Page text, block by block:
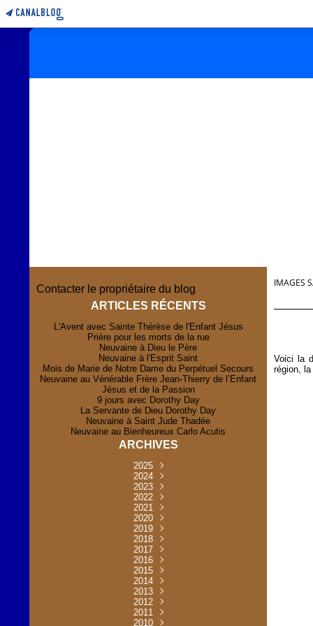
Contacter le propriétaire du blog
ARTICLES RÉCENTS
L'Avent avec Sainte Thérèse de l'Enfant Jésus
Prière pour les morts de la rue
Neuvaine à Dieu le Père
Neuvaine à l'Esprit Saint
Mois de Marie de Notre Dame du Perpétuel Secours
Neuvaine au Vénérable Frère Jean-Thierry de l’Enfant
Jésus et de la Passion
9 jours avec Dorothy Day
La Servante de Dieu Dorothy Day
Neuvaine à Saint Jude Thadée
Neuvaine au Bienheureux Carlo Acutis
ARCHIVES
2025
Novembre
Juillet(1)
Mai
(1)
Avril
(1)
Janvier(1)
2024
Novembre
Octobre
Août
(1)
Mai
(8)
Avril
(2)
Mars
(1)
Février(1)
Janvier(2)
2023
Décembre
Novembre
Octobre
Juin
(29)
Mai (31)
Avril
(2)
2022
Décembre
Novembre
Octobre
Août
(33)
Juillet
(32)
Juin
(1)
Mai (35)
Avril
(31)
Mars
(32)
Février(2)
Janvier(30)
2021
Décembre
Novembre
Octobre(30)
Septembre
Août
(30)
Juillet(2)
Mai (30)
Avril
(3)
2020
Décembre
Novembre
Octobre(17)
Septembre
Mai (30)
Avril
(13)
Mars
(1)
2019
Octobre
Mai (30)
Avril
(5)
Mars
(31)
Février(3)
2018
Décembre
Novembre
Octobre
Août
(2)
Juin
(5)
Mai (30)
Avril
(31)
Mars
(3)
2017
Décembre
Novembre
Octobre
Août
(30)
Juillet
(33)
Juin
(4)
Mai (32)
2016
Décembre
Novembre
Octobre
Septembre
Août
(2)
Juin
(4)
2015
Décembre
Novembre
Octobre
Septembre
Août
(4)
2014
Septembre
Août
(3)
Juillet(6)
Juin
(31)
2013
Décembre
Novembre
Octobre
2012
Décembre
Novembre
2011
Décembre
2010
IMAGES
Voici la
région,